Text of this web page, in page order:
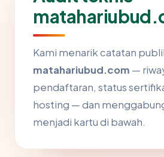
Kami menarik catatan
matahariubud.com —
pendaftaran, status
hosting — dan
menjadi kartu di bawah.